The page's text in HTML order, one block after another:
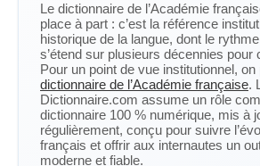
Le dictionnaire de l’Académie
place à part : c’est la référence
historique de la langue, dont le
s’étend sur plusieurs décennies pour
Pour un point de vue institutionnel,
dictionnaire de l’Académie française.
Dictionnaire.com assume un rôle
dictionnaire 100 % numérique, mis à
régulièrement, conçu pour suivre
français et offrir aux internautes un
moderne et fiable.